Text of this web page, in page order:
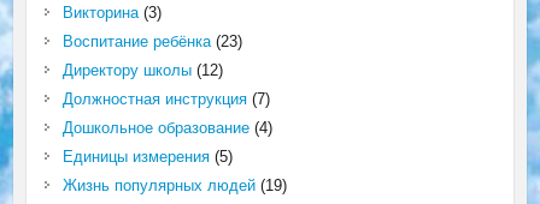
Викторина(3)
Воспитание ребёнка(23)
Директору школы(12)
Должностная инструкция(7)
Дошкольное образование(4)
Единицы измерения(5)
Жизнь популярных людей(19)